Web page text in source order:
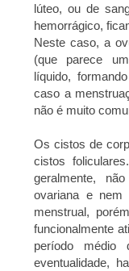
lúteo, ou de
hemorrágico,
Neste caso, a
(que parece
líquido,
caso a
não é muito
Os cistos de
cistos
geralmente,
ovariana e
menstrual,
funcionalmente
período médio
eventualidade,